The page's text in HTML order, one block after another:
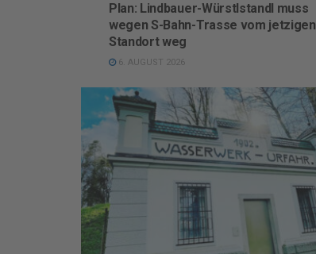
Plan: Lindbauer-Würstlstandl muss
wegen S-Bahn-Trasse vom jetzigen
Standort weg
6. AUGUST 2026